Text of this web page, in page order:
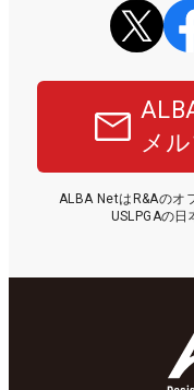
メ
ALBA NetはR&Aのオ
USLPGAの日